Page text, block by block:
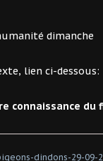
connaissance du
dindons-29-09-